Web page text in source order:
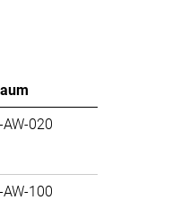
AW-020
AW-100